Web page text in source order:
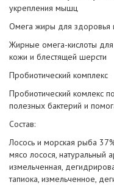
укрепления мышц
Омега жиры для здоровья
Жирные омега-кислоты
кожи и блестящей шерсти
Пробиотический комплекс
Пробиотический комлекс
полезных бактерий и
Состав:
Лосось и морская рыба
мясо лосося, натуральный
измельченная,
тапиока, измельченное,